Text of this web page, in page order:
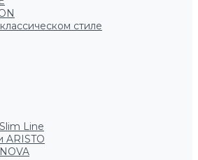
стиле
Line